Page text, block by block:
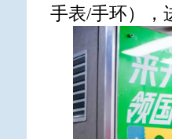
手表/手环），